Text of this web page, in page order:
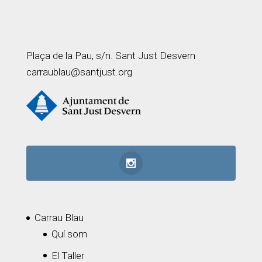
Plaça de la Pau, s/n. Sant Just Desvern
carraublau@santjust.org
Carrau Blau
Quí som
El Taller